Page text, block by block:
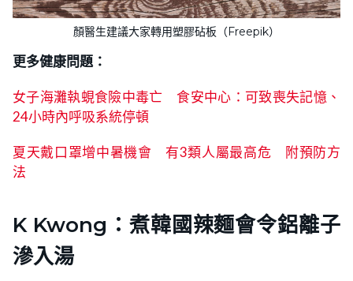
顏醫生建議大家轉用塑膠砧板（Freepik）
更多健康問題：
女子海灘執蜆食險中毒亡 食安中心：可致喪失記憶、
24小時內呼吸系統停頓
夏天戴口罩增中暑機會 有3類人屬最高危 附預防方
法
K Kwong：煮韓國辣麵會令鋁離子
滲入湯